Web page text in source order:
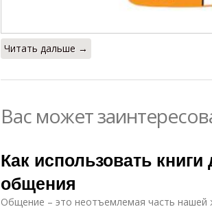
Читать дальше →
Вас может
Как использовать
общения
Общение – это неотъемлемая часть